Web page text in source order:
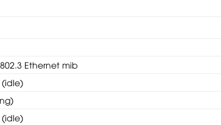
Ethernet mib
(idle)
(idle)